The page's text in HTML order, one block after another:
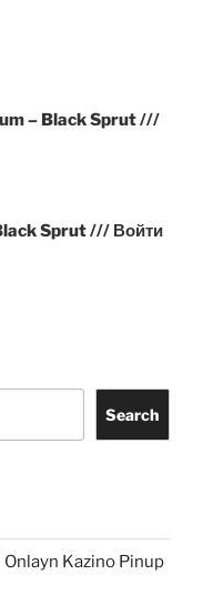
– Black Sprut ///
Sprut /// Войти
Search
Kazino Pinup